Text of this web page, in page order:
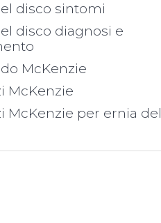
disco sintomi
disco diagnosi e
McKenzie
McKenzie
McKenzie per ernia del